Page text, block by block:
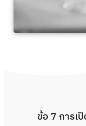
ข้อ 7 การเ